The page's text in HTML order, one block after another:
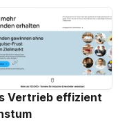
Vertrieb effizient